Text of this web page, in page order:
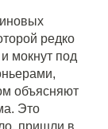
редко
мокнут под
объясняют
Это
пришли в